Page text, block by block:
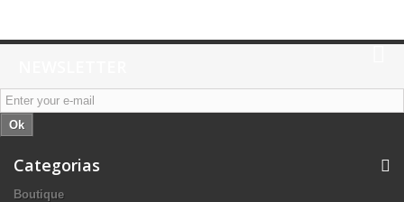
Ok
Categorias
Boutique